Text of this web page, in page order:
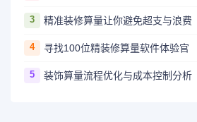
3 精准装修算量让你避免超支与浪费
4 寻找100位精装修算量软件体验官
5 装饰算量流程优化与成本控制分析